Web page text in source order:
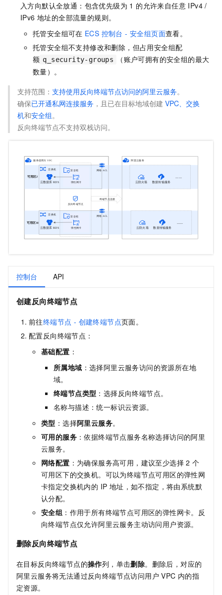
入方向默认全放通：包含优先级为 1 的允许来自任意 IPv4 /
IPv6 地址的全部流量的规则。
托管安全组可在 ECS 控制台 - 安全组页面查看。
托管安全组不支持修改和删除，但占用安全组配
额 q_security-groups
（账户可拥有的安全组的最大
数量）。
支持范围： 支持使用反向终端节点访问的阿里云服务。
确保已开通私网连接服务 ，且已在目标地域创建 VPC、交换
机和安全组。
反向终端节点不支持双栈访问。
控制台 API
创建反向终端节点
前往终端节点 - 创建终端节点页面。
配置反向终端节点：
基础配置 ：
所属地域 ：选择阿里云服务访问的资源所在地
域。
终端节点类型 ：选择反向终端节点。
名称与描述：统一标识云资源。
类型 ：选择阿里云服务。
可用的服务 ：依据终端节点服务名称选择访问的阿里
云服务。
网络配置 ：为确保服务高可用，建议至少选择 2 个
可用区下的交换机。可以为终端节点可用区的弹性网
卡指定交换机内的 IP 地址，如不指定，将由系统默
认分配。
安全组 ：作用于所有终端节点可用区的弹性网卡。反
向终端节点仅允许阿里云服务主动访问用户资源。
删除反向终端节点
在目标反向终端节点的操作列，单击删除。删除后，对应的
阿里云服务将无法通过反向终端节点访问用户 VPC 内的指
定资源。